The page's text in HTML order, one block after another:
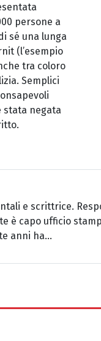
persone a
sé una lunga
(l’esempio
tra coloro
Semplici
stata negata
e scrittrice.
è capo ufficio
anni ha...